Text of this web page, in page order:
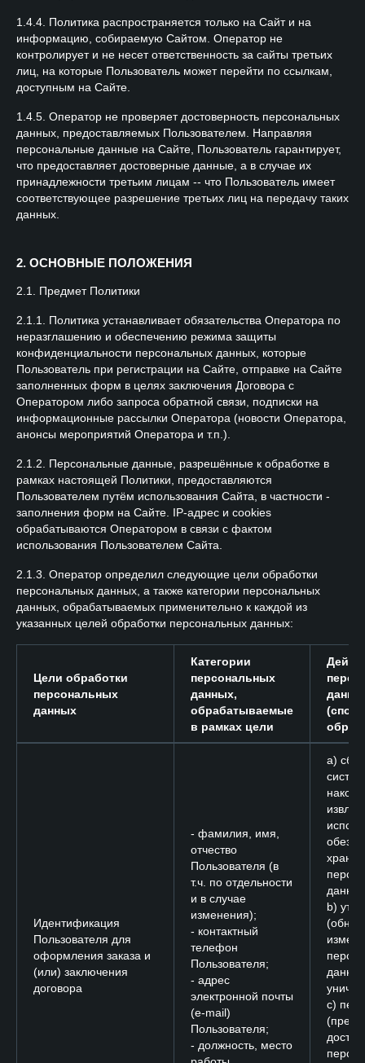
1.4.4. Политика распространяется только на Сайт и на
информацию, собираемую Сайтом. Оператор не
контролирует и не несет ответственность за сайты третьих
лиц, на которые Пользователь может перейти по ссылкам,
доступным на Сайте.
1.4.5. Оператор не проверяет достоверность персональных
данных, предоставляемых Пользователем. Направляя
персональные данные на Сайте, Пользователь гарантирует,
что предоставляет достоверные данные, а в случае их
принадлежности третьим лицам -- что Пользователь имеет
соответствующее разрешение третьих лиц на передачу таких
данных.
2. ОСНОВНЫЕ ПОЛОЖЕНИЯ
2.1. Предмет Политики
2.1.1. Политика устанавливает обязательства Оператора по
неразглашению и обеспечению режима защиты
конфиденциальности персональных данных, которые
Пользователь при регистрации на Сайте, отправке на Сайте
заполненных форм в целях заключения Договора с
Оператором либо запроса обратной связи, подписки на
информационные рассылки Оператора (новости Оператора,
анонсы мероприятий Оператора и т.п.).
2.1.2. Персональные данные, разрешённые к обработке в
рамках настоящей Политики, предоставляются
Пользователем путём использования Сайта, в частности -
заполнения форм на Сайте. IP-адрес и cookies
обрабатываются Оператором в связи с фактом
использования Пользователем Сайта.
2.1.3. Оператор определил следующие цели обработки
персональных данных, а также категории персональных
данных, обрабатываемых применительно к каждой из
указанных целей обработки персональных данных:
Цели обработки
персональных
данных
Категории
персональных
данных,
обрабатываемые
в рамках цели
Идентификация
Пользователя для
оформления заказа и
(или) заключения
договора
- фамилия, имя,
отчество
Пользователя (в
т.ч. по отдельности
и в случае
изменения);
- контактный
телефон
Пользователя;
- адрес
электронной почты
(e-mail)
Пользователя;
- должность, место
a)
b)
c)